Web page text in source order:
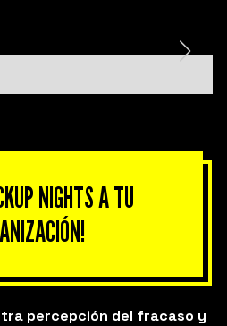
NIGHTS A TU
percepción del fracaso y